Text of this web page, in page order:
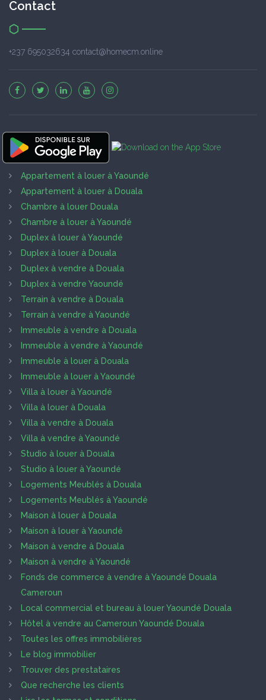
Contact
+237 695032634 contact@homecm.online
Appartement à louer à Yaoundé
Appartement à louer à Douala
Chambre à louer Douala
Chambre à louer à Yaoundé
Duplex à louer à Yaoundé
Duplex à louer à Douala
Duplex à vendre à Douala
Duplex à vendre Yaoundé
Terrain à vendre à Douala
Terrain à vendre à Yaoundé
Immeuble à vendre à Douala
Immeuble à vendre à Yaoundé
Immeuble à louer à Douala
Immeuble à louer à Yaoundé
Villa à louer à Yaoundé
Villa à louer à Douala
Villa à vendre à Douala
Villa à vendre à Yaoundé
Studio à louer à Douala
Studio à louer à Yaoundé
Logements Meublés à Douala
Logements Meublés à Yaoundé
Maison à louer à Douala
Maison à louer à Yaoundé
Maison à vendre à Douala
Maison à vendre à Yaoundé
Fonds de commerce à vendre à Yaoundé Douala
Cameroun
Local commercial et bureau à louer Yaoundé Douala
Hôtel à vendre au Cameroun Yaoundé Douala
Toutes les offres immobilières
Le blog immobilier
Trouver des prestataires
Que recherche les clients